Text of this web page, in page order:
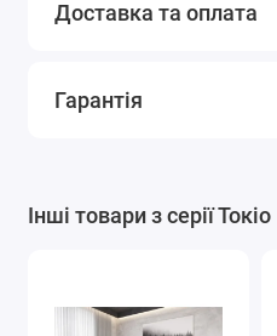
Доставка та оплата
Гарантія
Інші товари з серії Токіо